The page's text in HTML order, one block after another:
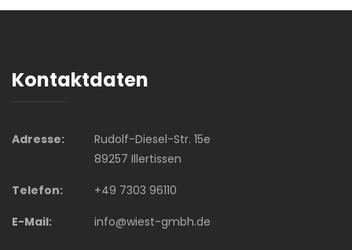
Kontaktdaten
Adresse:
Rudolf-Diesel-Str. 15e
89257 Illertissen
Telefon:
+49 7303 96110
E-Mail:
info@wiest-gmbh.de